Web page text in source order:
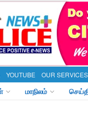
YOUTUBE OUR SERVICES
மாநிலம்